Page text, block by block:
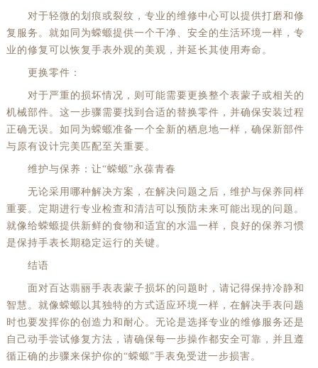
对于轻微的划痕或裂纹，专业的维修中心可以提供打磨和修
复服务。就如同为蝾螈提供一个干净、安全的生活环境一样，专
业的修复可以恢复手表外观的美观，并延长其使用寿命。
更换零件：
对于严重的损坏情况，则可能需要更换整个表蒙子或相关的
机械部件。这一步骤需要找到合适的替换零件，并确保安装过程
正确无误。如同为蝾螈准备一个全新的栖息地一样，确保新部件
与原有设计完美匹配至关重要。
维护与保养：让“蝾螈”永葆青春
无论采用哪种解决方案，在解决问题之后，维护与保养同样
重要。定期进行专业检查和清洁可以预防未来可能出现的问题。
就像给蝾螈提供新鲜的食物和适宜的水温一样，良好的保养习惯
是保持手表长期稳定运行的关键。
结语
面对百达翡丽手表表蒙子损坏的问题时，请记得保持冷静和
智慧。就像蝾螈以其独特的方式适应环境一样，在解决手表问题
时也要发挥你的创造力和耐心。无论是选择专业的维修服务还是
自己动手尝试修复方法，请确保每一步操作都安全可靠，并且遵
循正确的步骤来保护你的“蝾螈”手表免受进一步损害。